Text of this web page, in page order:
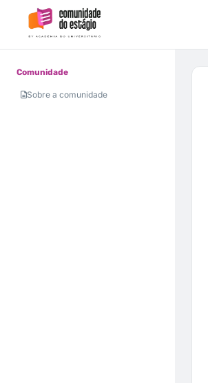
Comunidade
Sobre a comunidade